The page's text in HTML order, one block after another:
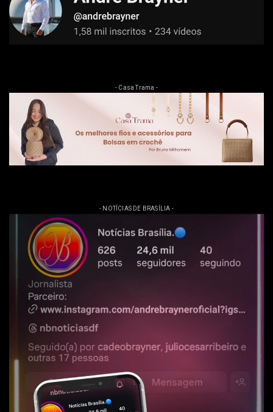
- Casa Trama -
- NOTÍCIAS DE BRASÍLIA -